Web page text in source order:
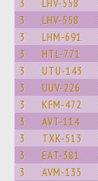
3 LHV-558
3 LHV-558
3 LHM-691
3 HTL-771
3 UTU-143
3 UUV-226
3 KFM-472
3 AVT-114
3 TXK-513
3 EAT-381
3 AVM-135